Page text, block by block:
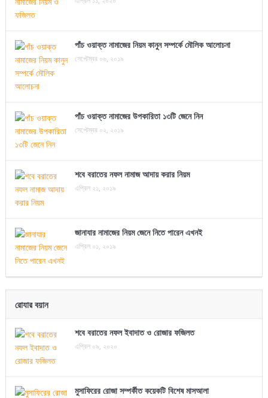
পাঁচ ওয়াক্ত নামাজের নিয়ম কানুন সম্পর্কে মৌলিক আলোচনা
সেপ্টেম্বর ০৬, ২০১৯
পাঁচ ওয়াক্ত নামাজের উপকারিতা ১৩টি জেনে নিন
সেপ্টেম্বর ০২, ২০১৯
শবে বরাতের নফল নামাজ আদায় করার নিয়ম
এপ্রিল ২১, ২০১৯
জানাযার নামাজের নিয়ম জেনে নিতে পারেন এখনই
এপ্রিল ০১, ২০১৯
রোযার বয়ান
শবে বরাতের নফল ইবাদাত ও রোজার ফজিলত
এপ্রিল ০৯, ২০২০
মুসাফিরের রোজা সম্পর্কীত কয়েকটি বিশেষ মাসআলা